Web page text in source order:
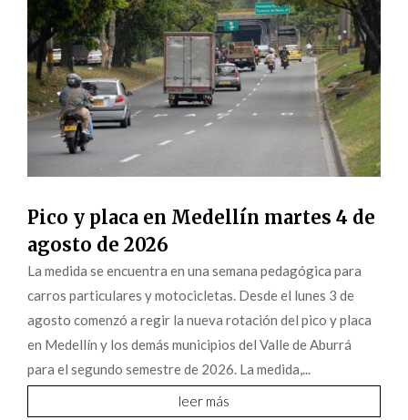
Pico y placa en Medellín martes 4 de
agosto de 2026
La medida se encuentra en una semana pedagógica para
carros particulares y motocicletas. Desde el lunes 3 de
agosto comenzó a regir la nueva rotación del pico y placa
en Medellín y los demás municipios del Valle de Aburrá
para el segundo semestre de 2026. La medida,...
leer más